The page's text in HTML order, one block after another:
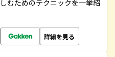
むためのテクニックを一挙紹
詳細を見る